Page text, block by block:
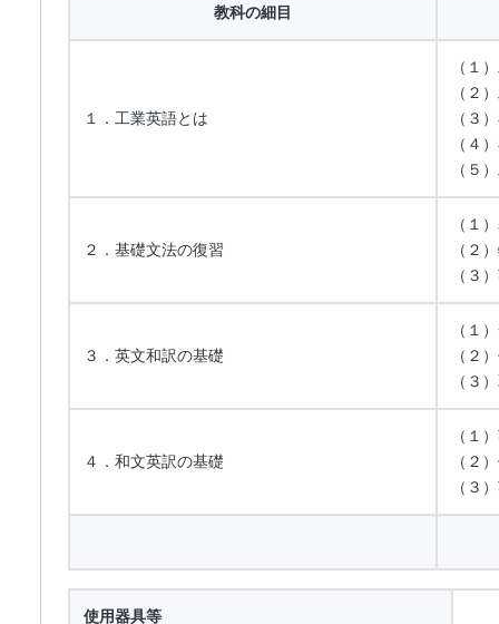
教科の細目
１．工業英語とは
（１
（２
（３
（４
（５
２．基礎文法の復習
（１
（２
（３
３．英文和訳の基礎
（１
（２
（３
４．和文英訳の基礎
（１
（２
（３
使用器具等